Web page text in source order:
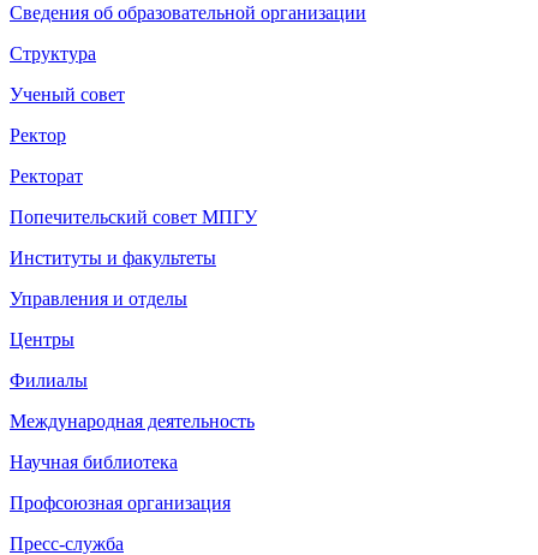
Сведения об образовательной организации
Структура
Ученый совет
Ректор
Ректорат
Попечительский совет МПГУ
Институты и факультеты
Управления и отделы
Центры
Филиалы
Международная деятельность
Научная библиотека
Профсоюзная организация
Пресс-служба